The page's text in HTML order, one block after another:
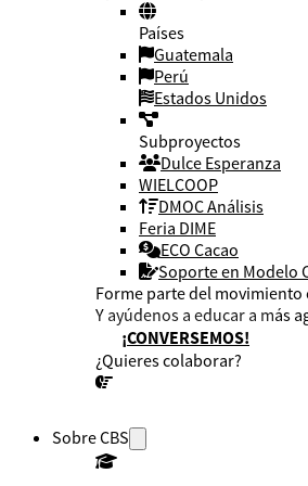
Países
Guatemala
Perú
Estados Unidos
Subproyectos
Dulce Esperanza
WIELCOOP
DMOC Análisis
Feria DIME
ECO Cacao
Soporte en Modelo
Forme parte del movimiento
Y ayúdenos a educar a más
¡CONVERSEMOS!
¿Quieres colaborar?
Sobre CBS